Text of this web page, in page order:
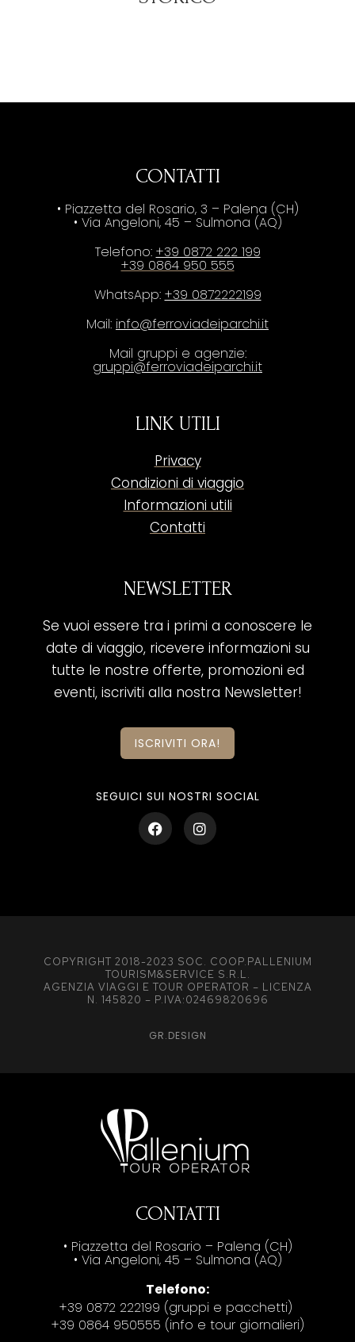
CONTATTI
• Piazzetta del Rosario, 3 – Palena (CH)
• Via Angeloni, 45 – Sulmona (AQ)
Telefono: +39 0872 222 199
+39 0864 950 555
WhatsApp: +39 0872222199
Mail: info@ferroviadeiparchi.it
Mail gruppi e agenzie:
gruppi@ferroviadeiparchi.it
LINK UTILI
Privacy
Condizioni di viaggio
Informazioni utili
Contatti
NEWSLETTER
Se vuoi essere tra i primi a conoscere le
date di viaggio, ricevere informazioni su
tutte le nostre offerte, promozioni ed
eventi, iscriviti alla nostra Newsletter!
ISCRIVITI ORA!
SEGUICI SUI NOSTRI SOCIAL
COPYRIGHT 2018-2023 SOC. COOP.PALLENIUM
TOURISM&SERVICE S.R.L.
AGENZIA VIAGGI E TOUR OPERATOR – LICENZA
N. 145820 – P.IVA:02469820696
GR.DESIGN
CONTATTI
• Piazzetta del Rosario – Palena (CH)
• Via Angeloni, 45 – Sulmona (AQ)
Telefono:
+39 0872 222199 (gruppi e pacchetti)
+39 0864 950555 (info e tour giornalieri)